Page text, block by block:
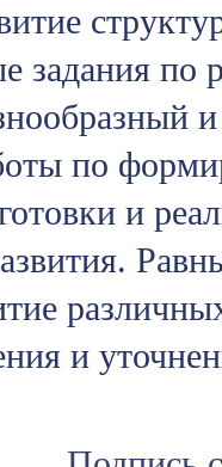
задания по
по
и
и